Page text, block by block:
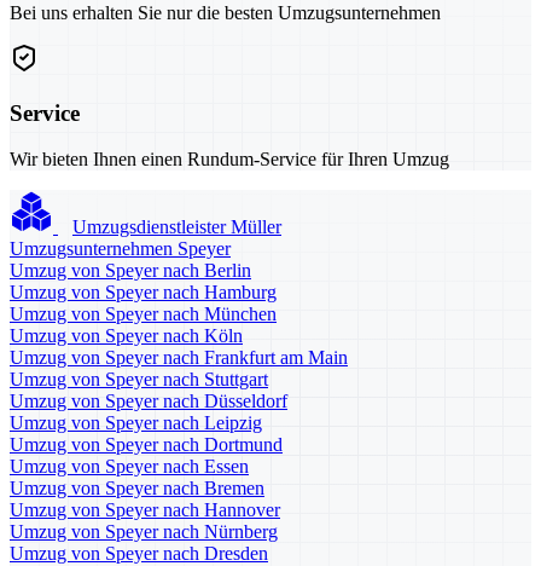
Bei uns erhalten Sie nur die besten Umzugsunternehmen
Service
Wir bieten Ihnen einen Rundum-Service für Ihren Umzug
Umzugsdienstleister Müller
Umzugsunternehmen Speyer
Umzug von Speyer nach Berlin
Umzug von Speyer nach Hamburg
Umzug von Speyer nach München
Umzug von Speyer nach Köln
Umzug von Speyer nach Frankfurt am Main
Umzug von Speyer nach Stuttgart
Umzug von Speyer nach Düsseldorf
Umzug von Speyer nach Leipzig
Umzug von Speyer nach Dortmund
Umzug von Speyer nach Essen
Umzug von Speyer nach Bremen
Umzug von Speyer nach Hannover
Umzug von Speyer nach Nürnberg
Umzug von Speyer nach Dresden